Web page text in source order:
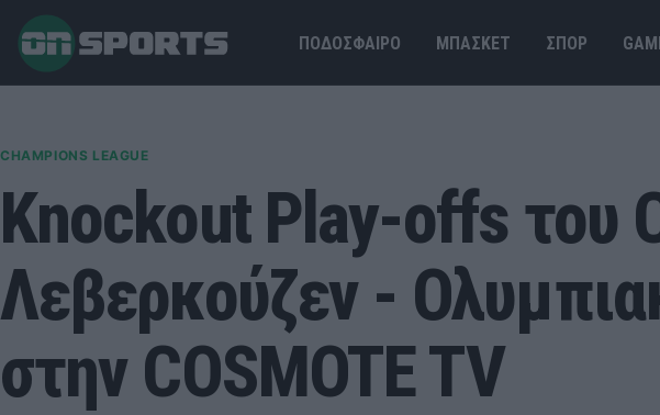
ΠΟΔΟΣΦΑΙΡΟ ΜΠΑΣΚΕΤ ΣΠΟΡ
CHAMPIONS LEAGUE
Knockout Play-offs του
Λεβερκούζεν -
στην COSMOTE TV